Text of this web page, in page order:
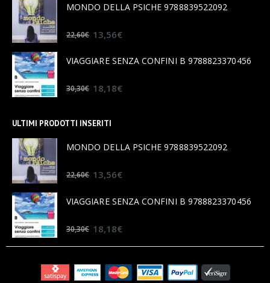
MONDO DELLA PSICHE 9788839522092
22,60€ 13,56€
VIAGGIARE SENZA CONFINI B 9788823370456
30,30€ 18,18€
ULTIMI PRODOTTI INSERITI
MONDO DELLA PSICHE 9788839522092
22,60€ 13,56€
VIAGGIARE SENZA CONFINI B 9788823370456
30,30€ 18,18€